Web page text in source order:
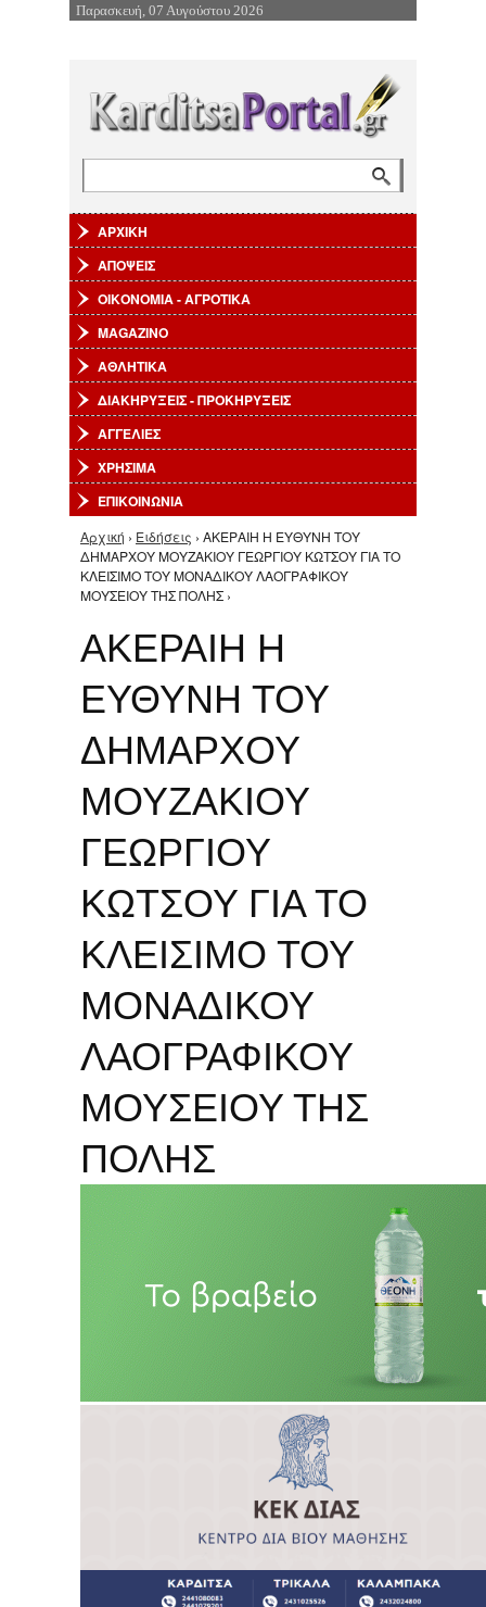
Επιστροφή στην Πλοήγηση
Παρασκευή, 07 Αυγούστου 2026
ΑΡΧΙΚΗ
ΑΠΟΨΕΙΣ
ΟΙΚΟΝΟΜΙΑ - ΑΓΡΟΤΙΚΑ
MAGAZINO
ΑΘΛΗΤΙΚΑ
ΔΙΑΚΗΡΥΞΕΙΣ - ΠΡΟΚΗΡΥΞΕΙΣ
ΑΓΓΕΛΙΕΣ
ΧΡΗΣΙΜΑ
ΕΠΙΚΟΙΝΩΝΙΑ
Είστε εδώ
Αρχική › Ειδήσεις › ΑΚΕΡΑΙΗ Η ΕΥΘΥΝΗ ΤΟΥ
ΔΗΜΑΡΧΟΥ ΜΟΥΖΑΚΙΟΥ ΓΕΩΡΓΙΟΥ ΚΩΤΣΟΥ ΓΙΑ ΤΟ
ΚΛΕΙΣΙΜΟ ΤΟΥ ΜΟΝΑΔΙΚΟΥ ΛΑΟΓΡΑΦΙΚΟΥ
ΜΟΥΣΕΙΟΥ ΤΗΣ ΠΟΛΗΣ ›
ΑΚΕΡΑΙΗ Η
ΕΥΘΥΝΗ ΤΟΥ
ΔΗΜΑΡΧΟΥ
ΜΟΥΖΑΚΙΟΥ
ΓΕΩΡΓΙΟΥ
ΚΩΤΣΟΥ ΓΙΑ ΤΟ
ΚΛΕΙΣΙΜΟ ΤΟΥ
ΜΟΝΑΔΙΚΟΥ
ΛΑΟΓΡΑΦΙΚΟΥ
ΜΟΥΣΕΙΟΥ ΤΗΣ
ΠΟΛΗΣ